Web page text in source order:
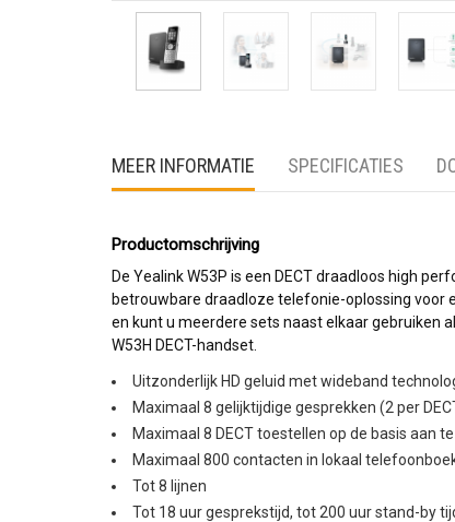
MEER INFORMATIE SPECIFICATIES
Productomschrijving
De Yealink W53P is een DECT draadloos high
betrouwbare draadloze telefonie-oplossing voor
en kunt u meerdere sets naast elkaar gebruiken
W53H DECT-handset.
Uitzonderlijk HD geluid met wideband
Maximaal 8 gelijktijdige gesprekken (2 per
Maximaal 8 DECT toestellen op de basis aan
Maximaal 800 contacten in lokaal
Tot 8 lijnen
Tot 18 uur gesprekstijd, tot 200 uur stand-by